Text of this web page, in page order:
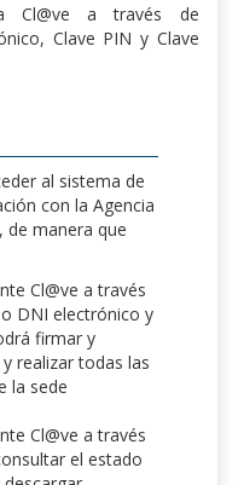
Cl@ve a través de
Clave PIN y Clave
al sistema de
con la Agencia
de manera que
Cl@ve a través
DNI electrónico y
firmar y
realizar todas las
la sede
Cl@ve a través
el estado